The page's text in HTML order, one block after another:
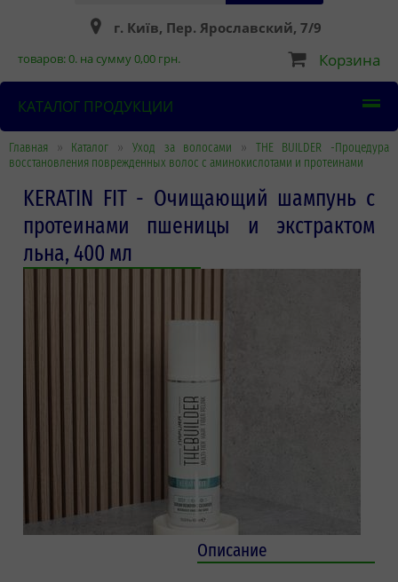
г. Київ, Пер. Ярославский, 7/9
товаров:0. на сумму0,00 грн. Корзина
КАТАЛОГ ПРОДУКЦИИ
Главная » Каталог » Уход за волосами » THE BUILDER -Процедура
восстановления поврежденных волос с аминокислотами и протеинами
KERATIN FIT - Очищающий шампунь с
протеинами пшеницы и экстрактом
льна, 400 мл
Описание